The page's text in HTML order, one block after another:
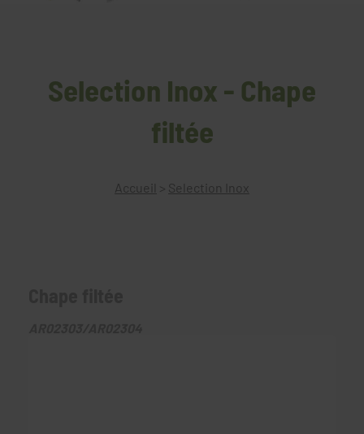
Selection Inox - Chape
filtée
Accueil > Selection Inox